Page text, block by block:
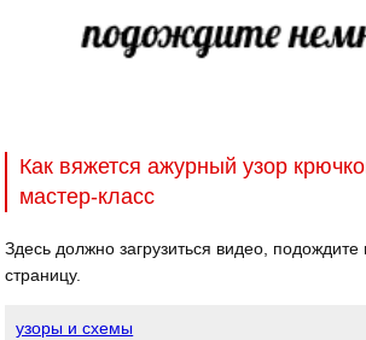
Как вяжется ажурный узор
мастер-класс
Здесь должно загрузиться видео, подождите
страницу.
узоры и схемы